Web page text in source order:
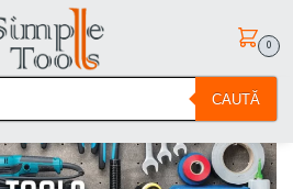
CAUTĂ
0
orice – Comanzi simplu